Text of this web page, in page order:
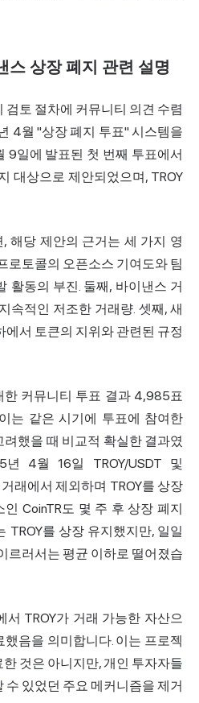
상장 폐지 관련 설명
검토 절차에 커뮤니티 의견 수렴
4월 "상장 폐지 투표" 시스템을
9일에 발표된 첫 번째 투표에서
대상으로 제안되었으며, TROY
해당 제안의 근거는 세 가지 영
로토콜의 오픈소스 기여도와 팀
활동의 부진. 둘째, 바이낸스 거
속적인 저조한 거래량. 셋째, 새
에서 토큰의 지위와 관련된 규정
한 커뮤니티 투표 결과 4,985표
는 같은 시기에 투표에 참여한
했을 때 비교적 확실한 결과였
년 4월 16일 TROY/USDT 및
래 에서 제외하며 TROY를 상장
CoinTR도 몇 주 후 상장 폐지
TROY를 상장 유지했지만, 일일
르러서는 평균 이하로 떨어졌습
TROY가 거래 가능한 자산으
음을 의미합니다. 이는 프로젝
것은 아니지만, 개인 투자자들
수 있었던 주요 메커니즘을 제거